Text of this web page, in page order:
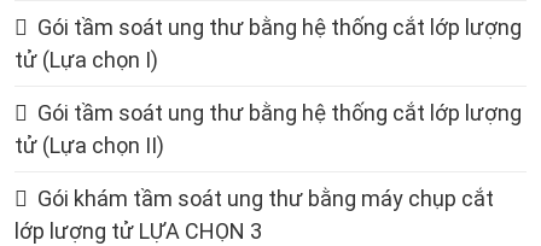
Gói tầm soát ung thư bằng hệ thống cắt lớp lượng
tử (Lựa chọn I)
Gói tầm soát ung thư bằng hệ thống cắt lớp lượng
tử (Lựa chọn II)
Gói khám tầm soát ung thư bằng máy chụp cắt
lớp lượng tử LỰA CHỌN 3